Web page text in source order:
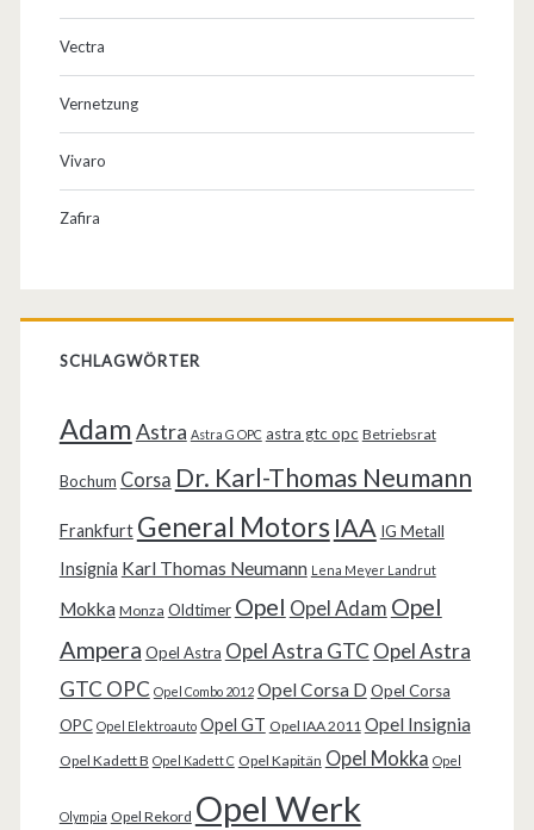
Vectra
Vernetzung
Vivaro
Zafira
SCHLAGWÖRTER
AdamAstra Astra G OPC astra gtc opc Betriebsrat
Bochum Corsa Dr. Karl-Thomas Neumann
Frankfurt General Motors IAA IG Metall
Insignia Karl Thomas Neumann Lena Meyer Landrut
Mokka Monza Oldtimer Opel Opel Adam Opel
Ampera Opel Astra Opel Astra GTC Opel Astra
GTC OPC Opel Combo 2012 Opel Corsa D Opel Corsa
OPC Opel Elektroauto Opel GT Opel IAA 2011 Opel Insignia
Opel Kadett B Opel Kadett C Opel Kapitän Opel Mokka Opel
Olympia Opel Rekord Opel Werk